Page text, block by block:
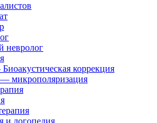
невролог
коррекция
микрополяризация
и логопедия